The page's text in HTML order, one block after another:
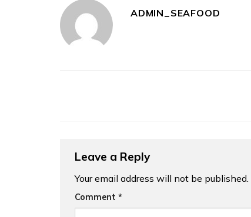
ADMIN_SEAFOOD
Leave a Reply
Your email address will not be published.
Comment *